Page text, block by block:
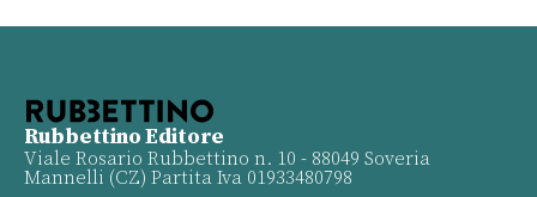
Rubbettino Editore
Viale Rosario Rubbettino n. 10 - 88049 Soveria
Mannelli (CZ) Partita Iva 01933480798